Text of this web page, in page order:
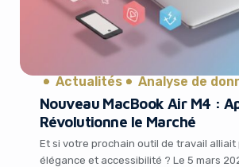
Actualités Analyse de
Nouveau MacBook Air M4 :
Révolutionne le Marché
Et si votre prochain outil de travail alliait
élégance et accessibilité ? Le 5 mars